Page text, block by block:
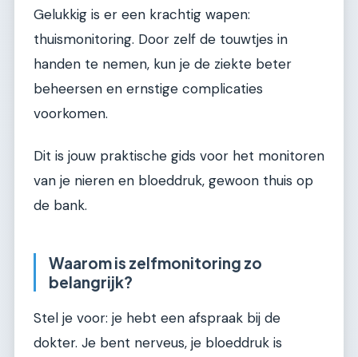
Gelukkig is er een krachtig wapen:
thuismonitoring. Door zelf de touwtjes in
handen te nemen, kun je de ziekte beter
beheersen en ernstige complicaties
voorkomen.
Dit is jouw praktische gids voor het monitoren
van je nieren en bloeddruk, gewoon thuis op
de bank.
Waarom is zelfmonitoring zo
belangrijk?
Stel je voor: je hebt een afspraak bij de
dokter. Je bent nerveus, je bloeddruk is